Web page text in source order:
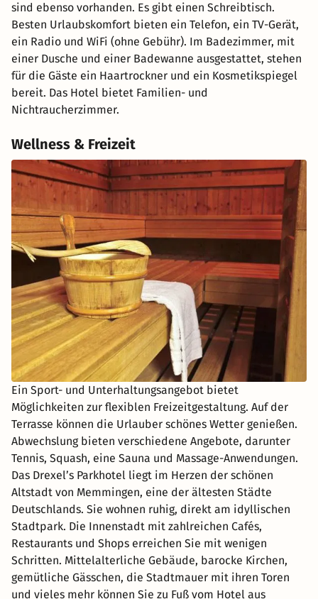
sind ebenso vorhanden. Es gibt einen Schreibtisch.
Besten Urlaubskomfort bieten ein Telefon, ein TV-Gerät,
ein Radio und WiFi (ohne Gebühr). Im Badezimmer, mit
einer Dusche und einer Badewanne ausgestattet, stehen
für die Gäste ein Haartrockner und ein Kosmetikspiegel
bereit. Das Hotel bietet Familien- und
Nichtraucherzimmer.
Wellness & Freizeit
Ein Sport- und Unterhaltungsangebot bietet
Möglichkeiten zur flexiblen Freizeitgestaltung. Auf der
Terrasse können die Urlauber schönes Wetter genießen.
Abwechslung bieten verschiedene Angebote, darunter
Tennis, Squash, eine Sauna und Massage-Anwendungen.
Das Drexel’s Parkhotel liegt im Herzen der schönen
Altstadt von Memmingen, eine der ältesten Städte
Deutschlands. Sie wohnen ruhig, direkt am idyllischen
Stadtpark. Die Innenstadt mit zahlreichen Cafés,
Restaurants und Shops erreichen Sie mit wenigen
Schritten. Mittelalterliche Gebäude, barocke Kirchen,
gemütliche Gässchen, die Stadtmauer mit ihren Toren
und vieles mehr können Sie zu Fuß vom Hotel aus